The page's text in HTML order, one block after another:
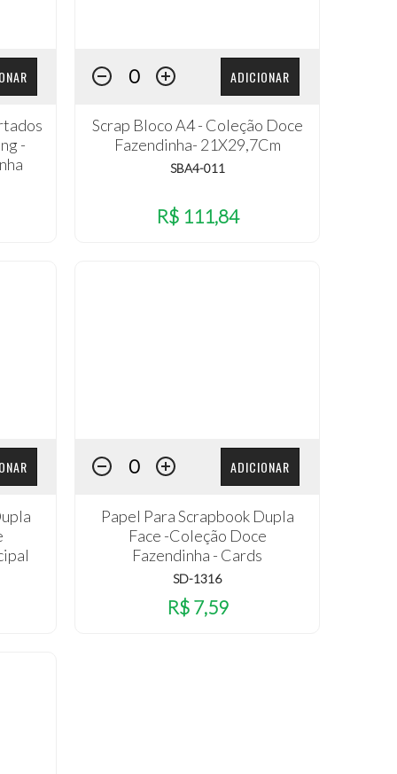
-
ADICIONAR
Scrap Bloco A4 - Coleção Doce
Fazendinha- 21X29,7Cm
SBA4-011
R$ 111,84
ADICIONAR
Papel Para Scrapbook Dupla
Face -Coleção Doce
Fazendinha - Cards
SD-1316
R$ 7,59